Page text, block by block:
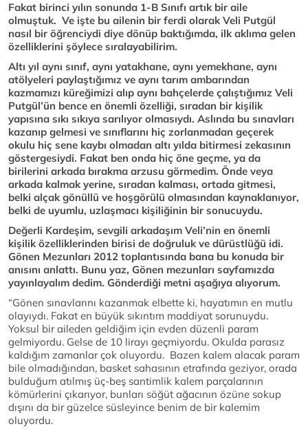
Fakat birinci yılın sonunda 1-B Sınıfı artık bir aile
olmuştuk. Ve işte bu ailenin bir ferdi olarak Veli Putgül
nasıl bir öğrenciydi diye dönüp baktığımda, ilk aklıma gelen
özelliklerini şöylece sıralayabilirim.
Altı yıl aynı sınıf, aynı yatakhane, aynı yemekhane, aynı
atölyeleri paylaştığımız ve aynı tarım ambarından
kazmamızı küreğimizi alıp aynı bahçelerde çalıştığımız Veli
Putgül’ün bence en önemli özelliği, sıradan bir kişilik
yapısına sıkı sıkıya sarılıyor olmasıydı. Aslında bu sınavları
kazanıp gelmesi ve sınıflarını hiç zorlanmadan geçerek
okulu hiç sene kaybı olmadan altı yılda bitirmesi zekasının
göstergesiydi. Fakat ben onda hiç öne geçme, ya da
birilerini arkada bırakma arzusu görmedim. Önde veya
arkada kalmak yerine, sıradan kalması, ortada gitmesi,
belki alçak gönüllü ve hoşgörülü olmasından kaynaklanıyor,
belki de uyumlu, uzlaşmacı kişiliğinin bir sonucuydu.
Değerli Kardeşim, sevgili arkadaşım Veli’nin en önemli
kişilik özelliklerinden birisi de doğruluk ve dürüstlüğü idi.
Gönen Mezunları 2012 toplantısında bana bu konuda bir
anısını anlattı. Bunu yaz, Gönen mezunları sayfamızda
yayınlayalım dedim. Gönderdiği metni aşağıya alıyorum.
“Gönen sınavlarını kazanmak elbette ki, hayatımın en mutlu
olayıydı. Fakat en büyük sıkıntım maddiyat sorunuydu.
Yoksul bir aileden geldiğim için evden düzenli param
gelmiyordu. Gelse de 10 lirayı geçmiyordu. Okulda parasız
kaldığım zamanlar çok oluyordu. Bazen kalem alacak param
bile olmadığından, basket sahasının etrafında geziyor, orada
bulduğum atılmış üç-beş santimlik kalem parçalarının
kömürlerini çıkarıyor, bunları söğüt ağacının özüne sokup
dışını da bir güzelce süsleyince benim de bir kalemim
oluyordu.